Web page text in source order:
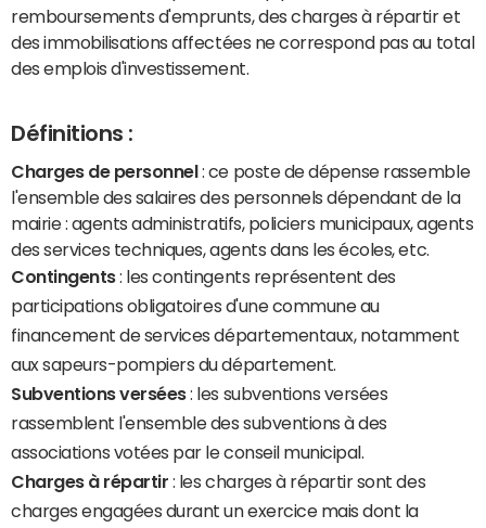
remboursements d'emprunts, des charges à répartir et
des immobilisations affectées ne correspond pas au total
des emplois d'investissement.
Définitions :
Charges de personnel : ce poste de dépense rassemble
l'ensemble des salaires des personnels dépendant de la
mairie : agents administratifs, policiers municipaux, agents
des services techniques, agents dans les écoles, etc.
Contingents: les contingents représentent des
participations obligatoires d'une commune au
financement de services départementaux, notamment
aux sapeurs-pompiers du département.
Subventions versées: les subventions versées
rassemblent l'ensemble des subventions à des
associations votées par le conseil municipal.
Charges à répartir : les charges à répartir sont des
charges engagées durant un exercice mais dont la